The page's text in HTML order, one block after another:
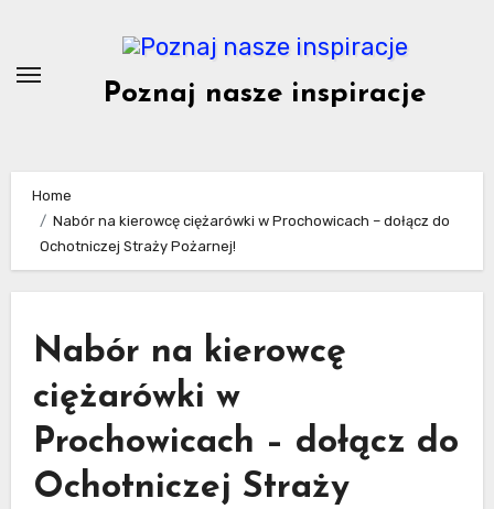
content
Poznaj nasze inspiracje
Home
Nabór na kierowcę ciężarówki w Prochowicach – dołącz do
Ochotniczej Straży Pożarnej!
Nabór na kierowcę
ciężarówki w
Prochowicach – dołącz do
Ochotniczej Straży